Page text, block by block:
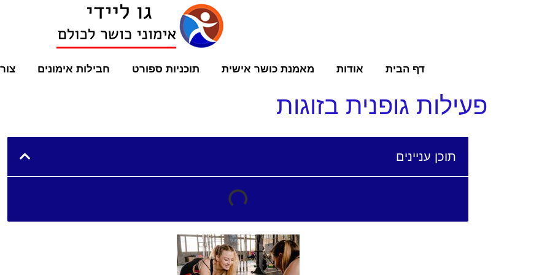
דף הבית אודות מאמנת כושר אישית תוכניות ספורט חבילות אימונים
פעילות גופנית בזוגות
תוכן עניינים